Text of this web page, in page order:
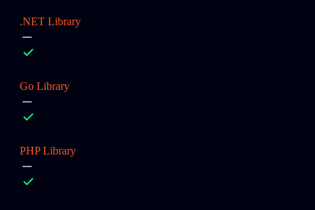
.NET Library
Go Library
PHP Library